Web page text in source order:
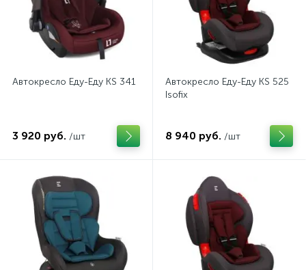
Автокресло Еду-Еду KS 341
3 920 руб. /шт
Автокресло Еду-Еду KS 525
Isofix
8 940 руб. /шт